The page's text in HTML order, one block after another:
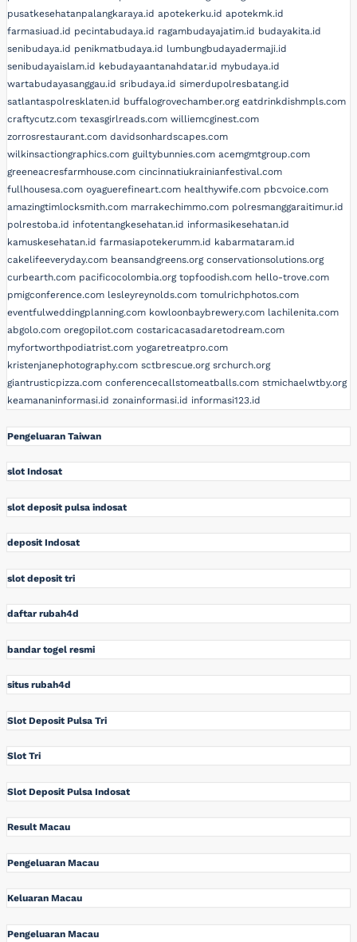
pusatkesehatanpalangkaraya.id apotekerku.id apotekmk.id
farmasiuad.id pecintabudaya.id ragambudayajatim.id budayakita.id
senibudaya.id penikmatbudaya.id lumbungbudayadermaji.id
senibudayaislam.id kebudayaantanahdatar.id mybudaya.id
wartabudayasanggau.id sribudaya.id simerdupolresbatang.id
satlantaspolresklaten.id buffalogrovechamber.org eatdrinkdishmpls.com
craftycutz.com texasgirlreads.com williemcginest.com
zorrosrestaurant.com davidsonhardscapes.com
wilkinsactiongraphics.com guiltybunnies.com acemgmtgroup.com
greeneacresfarmhouse.com cincinnatiukrainianfestival.com
fullhousesa.com oyaguerefineart.com healthywife.com pbcvoice.com
amazingtimlocksmith.com marrakechimmo.com polresmanggaraitimur.id
polrestoba.id infotentangkesehatan.id informasikesehatan.id
kamuskesehatan.id farmasiapotekerumm.id kabarmataram.id
cakelifeeveryday.com beansandgreens.org conservationsolutions.org
curbearth.com pacificocolombia.org topfoodish.com hello-trove.com
pmigconference.com lesleyreynolds.com tomulrichphotos.com
eventfulweddingplanning.com kowloonbaybrewery.com lachilenita.com
abgolo.com oregopilot.com costaricacasadaretodream.com
myfortworthpodiatrist.com yogaretreatpro.com
kristenjanephotography.com sctbrescue.org srchurch.org
giantrusticpizza.com conferencecallstomeatballs.com stmichaelwtby.org
keamananinformasi.id zonainformasi.id informasi123.id
Pengeluaran Taiwan
slot Indosat
slot deposit pulsa indosat
deposit Indosat
slot deposit tri
daftar rubah4d
bandar togel resmi
situs rubah4d
Slot Deposit Pulsa Tri
Slot Tri
Slot Deposit Pulsa Indosat
Result Macau
Pengeluaran Macau
Keluaran Macau
Pengeluaran Macau